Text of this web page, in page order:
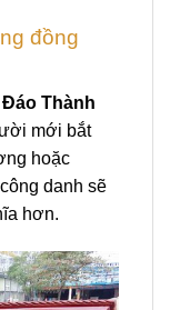
đồng
Thành
mới bắt
hoặc
danh sẽ
hơn.